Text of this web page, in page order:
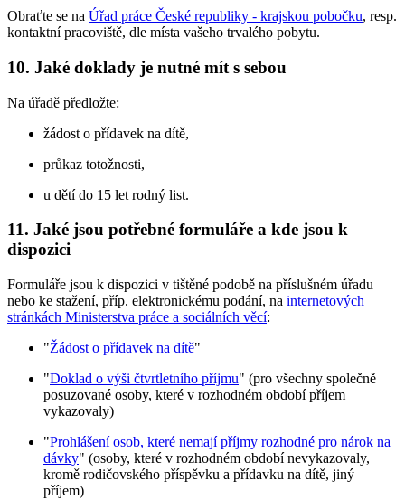
Obraťte se na Úřad práce České republiky - krajskou pobočku, resp.
kontaktní pracoviště, dle místa vašeho trvalého pobytu.
10. Jaké doklady je nutné mít s sebou
Na úřadě předložte:
žádost o přídavek na dítě,
průkaz totožnosti,
u dětí do 15 let rodný list.
11. Jaké jsou potřebné formuláře a kde jsou k
dispozici
Formuláře jsou k dispozici v tištěné podobě na příslušném úřadu
nebo ke stažení, příp. elektronickému podání, na internetových
stránkách Ministerstva práce a sociálních věcí:
"Žádost o přídavek na dítě"
"Doklad o výši čtvrtletního příjmu" (pro všechny společně
posuzované osoby, které v rozhodném období příjem
vykazovaly)
"Prohlášení osob, které nemají příjmy rozhodné pro nárok na
dávky" (osoby, které v rozhodném období nevykazovaly,
kromě rodičovského příspěvku a přídavku na dítě, jiný
příjem)